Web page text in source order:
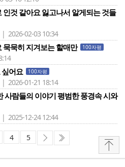
것 같아요 잃고나서 알게되는 것들
2026-02-03 10:34
묵묵히 지겨보는 할매만 100자평
싶어요 100자평
2026-01-21 18:14
사람들의 이야기 평범한 풍경속 시와
2025-12-24 12:44
4 5